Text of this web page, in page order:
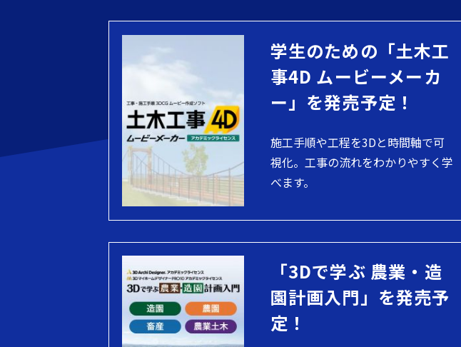
学生のための「土木工
事4D ムービーメーカ
ー」を発売予定！
施工手順や工程を3Dと時間軸で可
視化。工事の流れをわかりやすく学
べます。
「3Dで学ぶ 農業・造
園計画入門」を発売予
定！